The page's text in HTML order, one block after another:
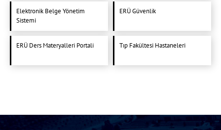
Elektronik Belge Yönetim
Sistemi
ERÜ Güvenlik
ERÜ Ders Materyalleri Portali Tıp Fakültesi Hastaneleri